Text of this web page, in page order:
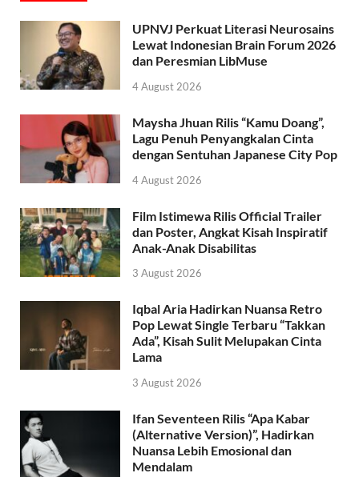
UPNVJ Perkuat Literasi Neurosains
Lewat Indonesian Brain Forum 2026
dan Peresmian LibMuse
4 August 2026
Maysha Jhuan Rilis “Kamu Doang”,
Lagu Penuh Penyangkalan Cinta
dengan Sentuhan Japanese City Pop
4 August 2026
Film Istimewa Rilis Official Trailer
dan Poster, Angkat Kisah Inspiratif
Anak-Anak Disabilitas
3 August 2026
Iqbal Aria Hadirkan Nuansa Retro
Pop Lewat Single Terbaru “Takkan
Ada”, Kisah Sulit Melupakan Cinta
Lama
3 August 2026
Ifan Seventeen Rilis “Apa Kabar
(Alternative Version)”, Hadirkan
Nuansa Lebih Emosional dan
Mendalam